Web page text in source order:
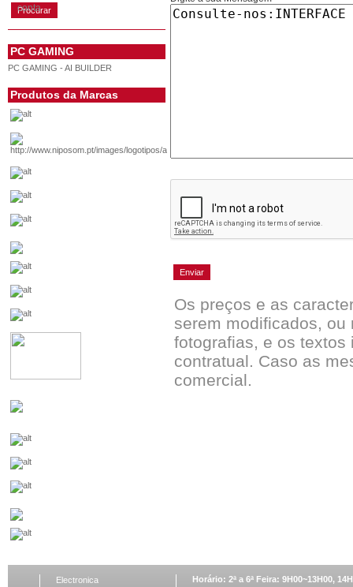
conta
PC GAMING
PC GAMING - AI BUILDER
Produtos da Marcas
Os preços e as
serem modificados, ou
fotografias, e os
contratual. Caso as
comercial.
Electronica
Horário: 2ª a 6ª Feira: 9H00~13H00,